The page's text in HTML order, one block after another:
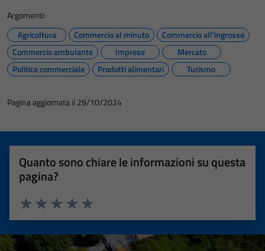
Argomenti:
Agricoltura
Commercio al minuto
Commercio all'ingrosso
Commercio ambulante
Imprese
Mercato
Politica commerciale
Prodotti alimentari Turismo
Pagina aggiornata il 29/10/2024
Quanto sono chiare le informazioni su questa
pagina?
Valuta 5 stelle su 5
Valuta 4 stelle su 5
Valuta 3 stelle su 5
Valuta 2 stelle su 5
Valuta 1 stelle su 5